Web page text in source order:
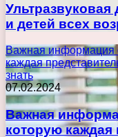
Ультразвуковая
и детей всех
Важная информация
каждая
знать
07.02.2024
Важная
которую каждая